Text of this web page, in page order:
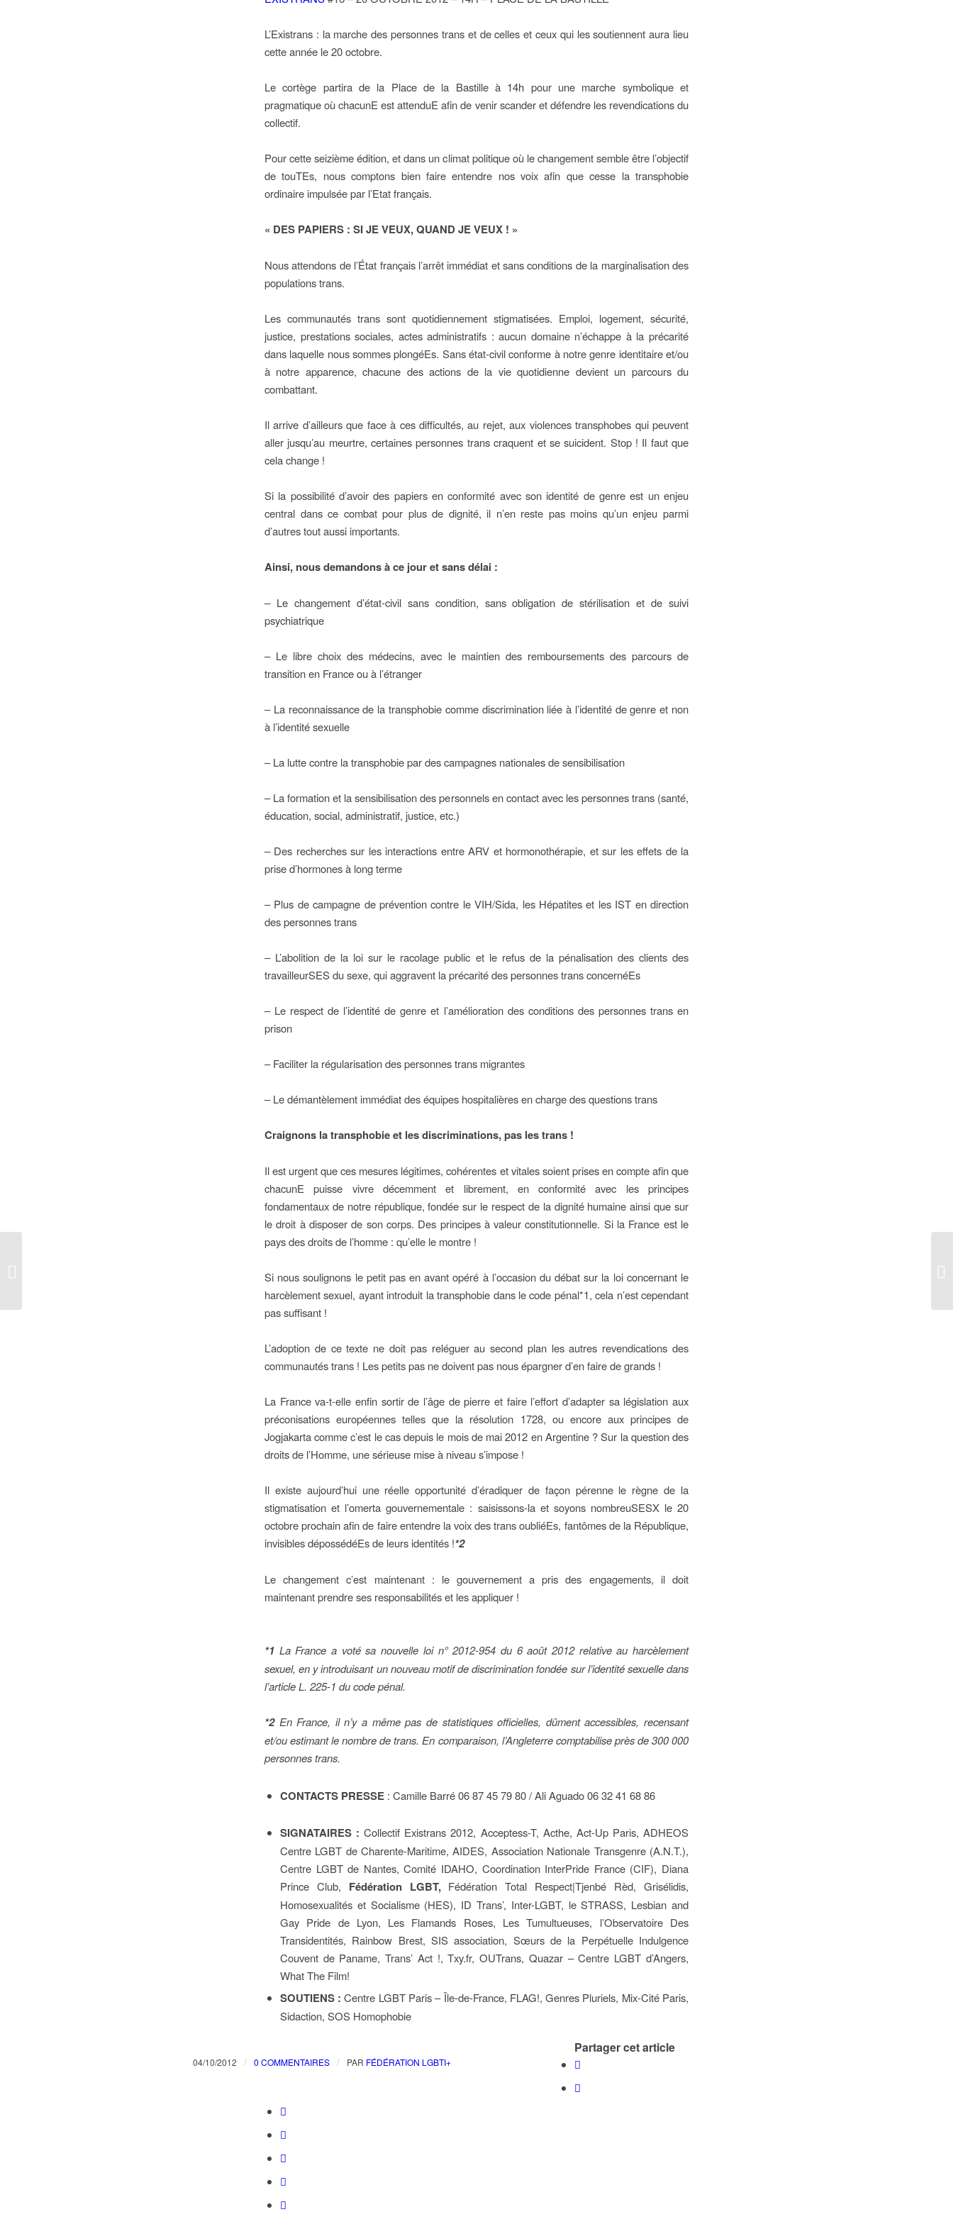
L’Existrans : la marche des personnes trans et de celles et ceux qui les soutiennent aura lieu
cette année le 20 octobre.
Le cortège partira de la Place de la Bastille à 14h pour une marche symbolique et
pragmatique où chacunE est attenduE afin de venir scander et défendre les revendications du
collectif.
Pour cette seizième édition, et dans un climat politique où le changement semble être l’objectif
de touTEs, nous comptons bien faire entendre nos voix afin que cesse la transphobie
ordinaire impulsée par l’Etat français.
« DES PAPIERS : SI JE VEUX, QUAND JE VEUX ! »
Nous attendons de l’État français l’arrêt immédiat et sans conditions de la marginalisation des
populations trans.
Les communautés trans sont quotidiennement stigmatisées. Emploi, logement, sécurité,
justice, prestations sociales, actes administratifs : aucun domaine n’échappe à la précarité
dans laquelle nous sommes plongéEs. Sans état-civil conforme à notre genre identitaire et/ou
à notre apparence, chacune des actions de la vie quotidienne devient un parcours du
combattant.
Il arrive d’ailleurs que face à ces difficultés, au rejet, aux violences transphobes qui peuvent
aller jusqu’au meurtre, certaines personnes trans craquent et se suicident. Stop ! Il faut que
cela change !
Si la possibilité d’avoir des papiers en conformité avec son identité de genre est un enjeu
central dans ce combat pour plus de dignité, il n’en reste pas moins qu’un enjeu parmi
d’autres tout aussi importants.
Ainsi, nous demandons à ce jour et sans délai :
– Le changement d’état-civil sans condition, sans obligation de stérilisation et de suivi
psychiatrique
– Le libre choix des médecins, avec le maintien des remboursements des parcours de
transition en France ou à l’étranger
– La reconnaissance de la transphobie comme discrimination liée à l’identité de genre et non
à l’identité sexuelle
– La lutte contre la transphobie par des campagnes nationales de sensibilisation
– La formation et la sensibilisation des personnels en contact avec les personnes trans (santé,
éducation, social, administratif, justice, etc.)
– Des recherches sur les interactions entre ARV et hormonothérapie, et sur les effets de la
prise d’hormones à long terme
– Plus de campagne de prévention contre le VIH/Sida, les Hépatites et les IST en direction
des personnes trans
– L’abolition de la loi sur le racolage public et le refus de la pénalisation des clients des
travailleurSES du sexe, qui aggravent la précarité des personnes trans concernéEs
– Le respect de l’identité de genre et l’amélioration des conditions des personnes trans en
prison
– Faciliter la régularisation des personnes trans migrantes
– Le démantèlement immédiat des équipes hospitalières en charge des questions trans
Craignons la transphobie et les discriminations, pas les trans !
Il est urgent que ces mesures légitimes, cohérentes et vitales soient prises en compte afin que
chacunE puisse vivre décemment et librement, en conformité avec les principes
fondamentaux de notre république, fondée sur le respect de la dignité humaine ainsi que sur
le droit à disposer de son corps. Des principes à valeur constitutionnelle. Si la France est le
pays des droits de l’homme : qu’elle le montre !
Si nous soulignons le petit pas en avant opéré à l’occasion du débat sur la loi concernant le
harcèlement sexuel, ayant introduit la transphobie dans le code pénal*1, cela n’est cependant
pas suffisant !
L’adoption de ce texte ne doit pas reléguer au second plan les autres revendications des
communautés trans ! Les petits pas ne doivent pas nous épargner d’en faire de grands !
La France va-t-elle enfin sortir de l’âge de pierre et faire l’effort d’adapter sa législation aux
préconisations européennes telles que la résolution 1728, ou encore aux principes de
Jogjakarta comme c’est le cas depuis le mois de mai 2012 en Argentine ? Sur la question des
droits de l’Homme, une sérieuse mise à niveau s’impose !
Il existe aujourd’hui une réelle opportunité d’éradiquer de façon pérenne le règne de la
stigmatisation et l’omerta gouvernementale : saisissons-la et soyons nombreuSESX le 20
octobre prochain afin de faire entendre la voix des trans oubliéEs, fantômes de la République,
invisibles dépossédéEs de leurs identités !*2
Le changement c’est maintenant : le gouvernement a pris des engagements, il doit
maintenant prendre ses responsabilités et les appliquer !
*1 La France a voté sa nouvelle loi n° 2012-954 du 6 août 2012 relative au harcèlement
sexuel, en y introduisant un nouveau motif de discrimination fondée sur l’identité sexuelle dans
l’article L. 225-1 du code pénal.
*2 En France, il n’y a même pas de statistiques officielles, dûment accessibles, recensant
et/ou estimant le nombre de trans. En comparaison, l’Angleterre comptabilise près de 300 000
personnes trans.
CONTACTS PRESSE : Camille Barré 06 87 45 79 80 / Ali Aguado 06 32 41 68 86
SIGNATAIRES : Collectif Existrans 2012, Acceptess-T, Acthe, Act-Up Paris, ADHEOS
Centre LGBT de Charente-Maritime, AIDES, Association Nationale Transgenre (A.N.T.),
Centre LGBT de Nantes, Comité IDAHO, Coordination InterPride France (CIF), Diana
Prince Club, Fédération LGBT,Fédération Total Respect|Tjenbé Rèd, Grisélidis,
Homosexualités et Socialisme (HES), ID Trans’, Inter-LGBT, le STRASS, Lesbian and
Gay Pride de Lyon, Les Flamands Roses, Les Tumultueuses, l’Observatoire Des
Transidentités, Rainbow Brest, SIS association, Sœurs de la Perpétuelle Indulgence
Couvent de Paname, Trans’ Act !, Txy.fr, OUTrans, Quazar – Centre LGBT d’Angers,
What The Film!
SOUTIENS : Centre LGBT Paris – Île-de-France, FLAG!, Genres Pluriels, Mix-Cité Paris,
Sidaction, SOS Homophobie
04/10/2012 / 0 COMMENTAIRES / PAR FÉDÉRATION LGBTI+
Partager cet article